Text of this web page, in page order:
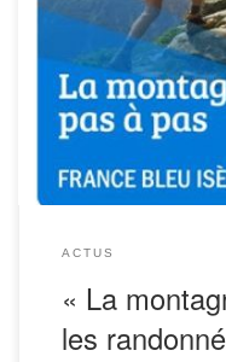
Les randos sans
Bleu Isère !Tout l’été
Grenoble Montagne, la
pas à […]
ACTUS
« La
les